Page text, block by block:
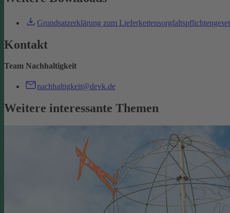
Grundsatzerklärung zum
Kontakt
Team Nachhaltigkeit
nachhaltigkeit@devk.de
Weitere interessante Themen